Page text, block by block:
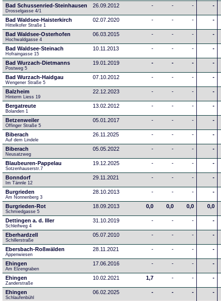
Bad Schussenried-Steinhausen
Drosselgasse 4/1
26.09.2012 - - - -
Bad Waldsee-Haisterkirch
Hittelkofer Straße 1
02.07.2020 - - - -
Bad Waldsee-Osterhofen
Hochwaldgasse 4
06.03.2015 - - - -
Bad Waldsee-Steinach
Hofraingasse 15
10.11.2013 - - - -
Bad Wurzach-Dietmanns
Postweg 5
19.01.2019 - - - -
Bad Wurzach-Haidgau
Wengener Straße 5
07.10.2012 - - - -
Balzheim
Hinterm Liess 19
22.12.2023 - - - -
Bergatreute
Bolanden 1
13.02.2012 - - - -
Betzenweiler
Offinger Straße 5
05.01.2017 - - - -
Biberach
Auf dem Lindele
26.11.2025 - - - -
Biberach
Neusatzweg
05.05.2022 - - - -
Blaubeuren-Pappelau
Sotzenhauserstr.7
19.12.2025 - - - -
Bonndorf
Im Tännle 12
29.11.2021 - - - -
Burgrieden
Am Nonnenberg 3
28.10.2013 - - - -
Burgrieden-Rot
Schmiedgasse 5
18.09.2013 0,0 0,0 0,0 0,0
Dettingen a. d. Iller
Schleifweg 4
31.10.2019 - - - -
Eberhardzell
Schillerstraße
05.07.2010 - - - -
Ebersbach-Roßwälden
Appenwiesen
28.11.2021 - - - -
Ehingen
Am Elzengraben
17.06.2016 - - - -
Ehingen
Zanderstraße
10.02.2021 1,7 - - -
Ehingen
Schlaufenbühl
06.02.2025 - - - -